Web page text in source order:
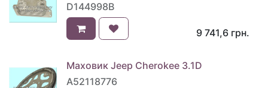
D144998B
9 741,6 грн.
Маховик Jeep Cherokee 3.1D
A52118776